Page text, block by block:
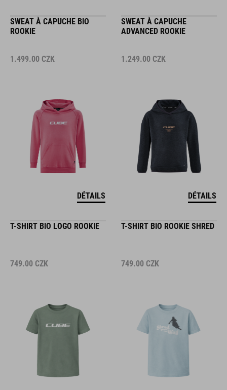
SWEAT À CAPUCHE BIO
ROOKIE
1.499.00 CZK
DÉTAILS
SWEAT À CAPUCHE
ADVANCED ROOKIE
1.249.00 CZK
DÉTAILS
T-SHIRT BIO LOGO ROOKIE
749.00 CZK
T-SHIRT BIO ROOKIE SHRED
749.00 CZK